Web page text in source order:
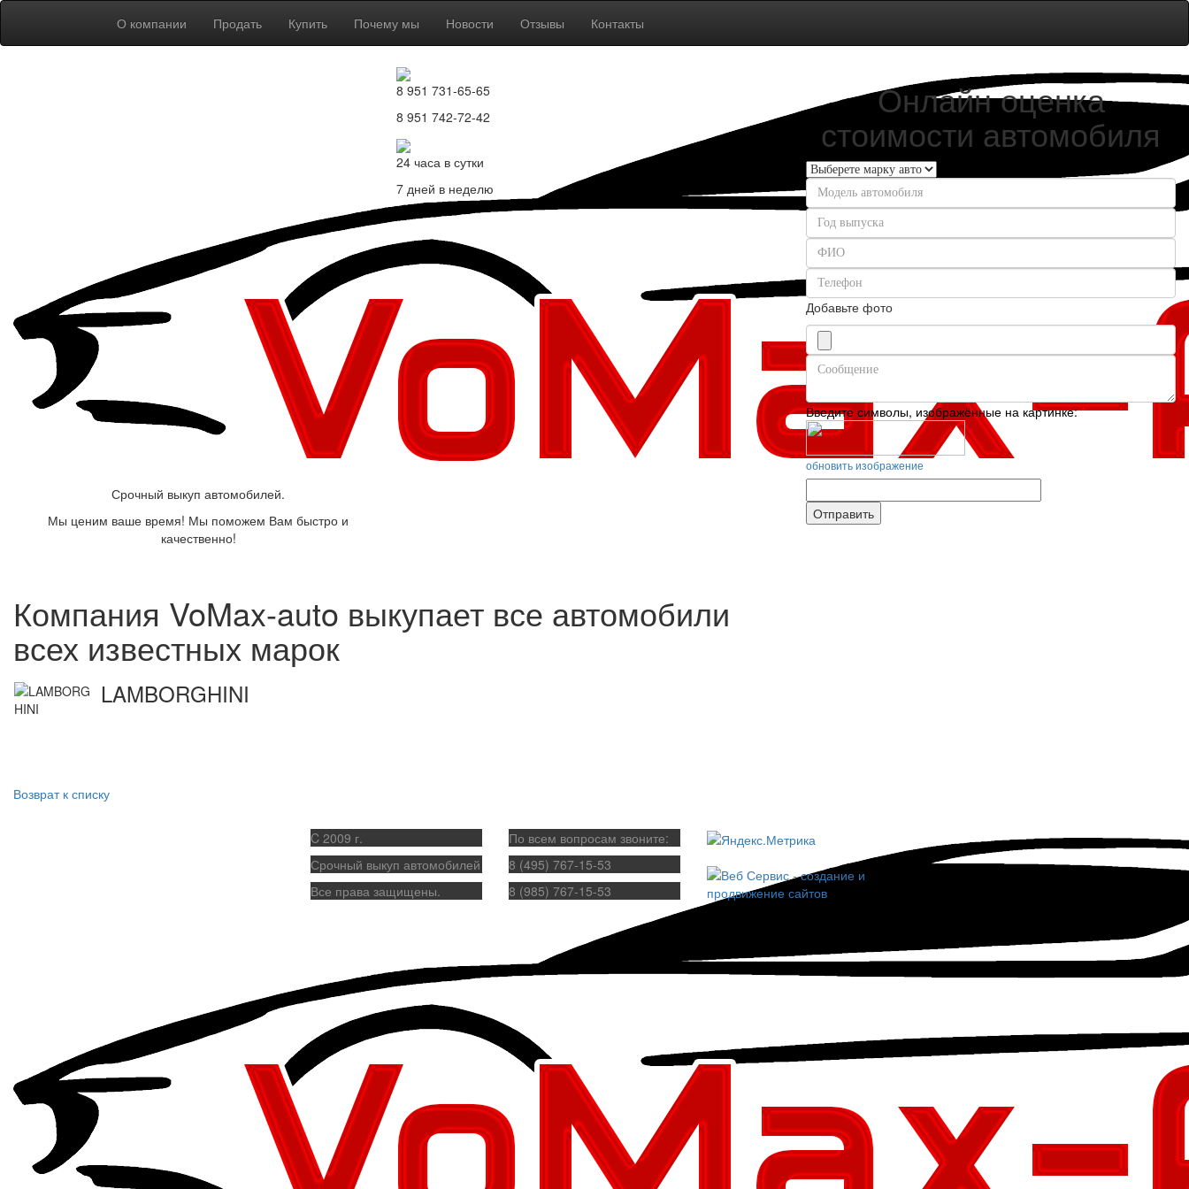
О компании Продать Купить Почему мы Новости Отзывы Контакты
Срочный выкуп автомобилей.
Мы ценим ваше время! Мы поможем Вам быстро и
качественно!
8 951 731-65-65
8 951 742-72-42
24 часа в сутки
7 дней в неделю
Онлайн оценка
стоимости автомобиля
Добавьте фото
Введите символы, изображённые на картинке:*
обновить изображение
Компания VoMax-auto выкупает все автомобили
всех известных марок
LAMBORGHINI
Возврат к списку
C 2009 г.
Срочный выкуп автомобилей
Все права защищены.
По всем вопросам звоните:
8 (495) 767-15-53
8 (985) 767-15-53